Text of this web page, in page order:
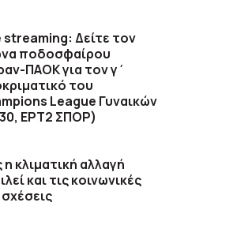
streaming: Δείτε τον
ποδοσφαίρου
ΠΑΟΚ για τον γ΄
του
League Γυναικών
ΕΡΤ2 ΣΠΟΡ)
κλιματική αλλαγή
και τις κοινωνικές